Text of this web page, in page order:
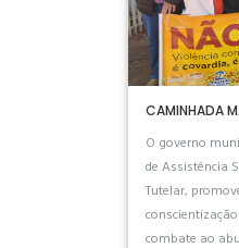
CAMINHADA
O governo
de Assistência
Tutelar,
combate ao